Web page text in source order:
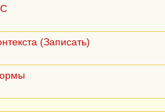
(Записать)